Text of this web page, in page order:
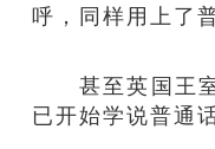
呼，同样用上了
甚至英国王室
已开始学说普通话